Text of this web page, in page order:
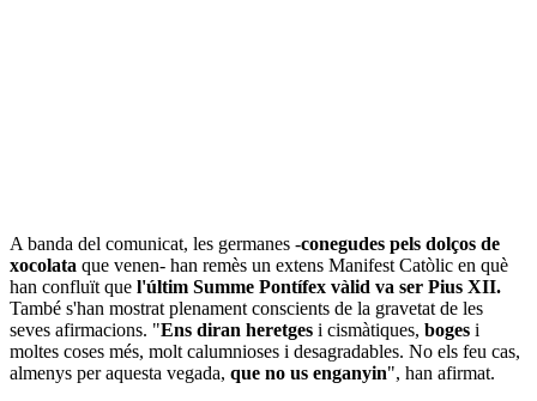
A banda del comunicat, les germanes -conegudes pels dolços de
xocolata que venen- han remès un extens Manifest Catòlic en què
han confluït que l'últim Summe Pontífex vàlid va ser Pius XII.
També s'han mostrat plenament conscients de la gravetat de les
seves afirmacions. "Ens diran heretges i cismàtiques, boges i
moltes coses més, molt calumnioses i desagradables. No els feu cas,
almenys per aquesta vegada, que no us enganyin", han afirmat.